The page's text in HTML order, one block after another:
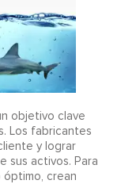
objetivo clave
Los fabricantes
y lograr
sus activos. Para
óptimo, crean